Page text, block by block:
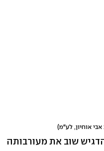
אבי אוחיון, לע"מ)
שוב את מעורבותה